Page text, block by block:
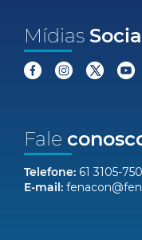
Mídias
Fale
Telefone: 61 3105-
E-mail: